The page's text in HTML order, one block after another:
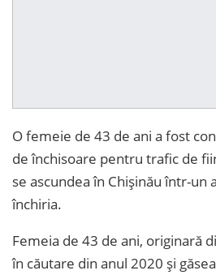
O femeie de 43 de ani a fost
de închisoare pentru trafic de
se ascundea în Chișinău într-un
închiria.
Femeia de 43 de ani, originară
în căutare din anul 2020 și